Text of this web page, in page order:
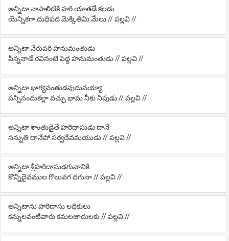
అన్నిటా నాపాలిటికి హరి యాతడే కలడు
యెన్నికగా దుధిపద మెక్కితిమి మేలు // పల్లవి //
అన్నిటా నేరుపరి హనుమంతుడు
పిన్ననాడే రవినంటె పెద్ద హనుమంతుడు // పల్లవి //
అన్నిటా భాగ్యవంతుడవుదువయ్యా
పన్నినందుకల్లా వచ్చు భామ నీకు నిపుడు // పల్లవి //
అన్నిటా శాంతుడైతే హరిదాసుడు దానే
సన్నుతి దానేపో సర్వదేవమయుడు // పల్లవి //
అన్నిటా శ్రీహరిదాసుడగువానికి
కొన్నిదైవముల గొలువగ దగునా // పల్లవి //
అన్నిటాను హరిదాసు లధికులు
కన్నులవంటివారు కమలజాదులకు // పల్లవి //